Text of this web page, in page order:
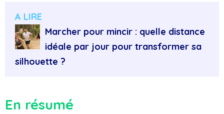
A LIRE
Marcher pour mincir : quelle distance
idéale par jour pour transformer sa
silhouette ?
En résumé